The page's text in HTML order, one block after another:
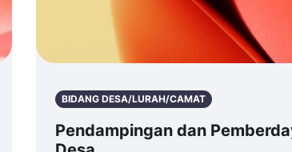
BIDANG DESA/LURAH/CAMAT
Pendampingan dan